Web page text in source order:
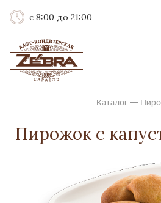
с 8:00 до 21:00
Каталог—
Пирожок с